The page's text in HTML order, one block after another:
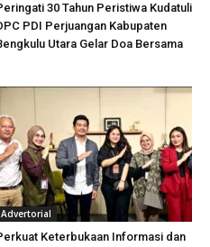
30 Tahun Peristiwa Kudatuli
PDI Perjuangan Kabupaten
Utara Gelar Doa Bersama
Advertorial
Keterbukaan Informasi dan